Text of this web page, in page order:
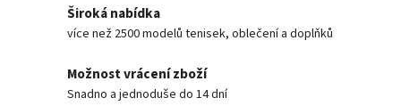
Široká nabídka
více než 2500 modelů tenisek, oblečení a doplňků
Možnost vrácení zboží
Snadno a jednoduše do 14 dní